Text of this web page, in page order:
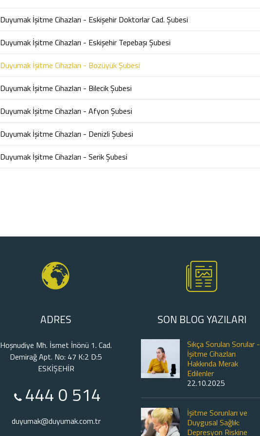
Duyumak İşitme Cihazları - Eskişehir Doktorlar Cad. Şubesi
Duyumak İşitme Cihazları - Eskişehir Tepebaşı Şubesi
Duyumak İşitme Cihazları - Bozüyük Şubesi
Duyumak İşitme Cihazları - Bilecik Şubesi
Duyumak İşitme Cihazları - Afyon Şubesi
Duyumak İşitme Cihazları - Denizli Şubesi
Duyumak İşitme Cihazları - Serik Şubesi
ADRES
Hoşnudiye Mh. İsmet İnönü 1. Cad.
Demirağ Apt. No: 47 K:2 D:5
ESKİŞEHİR
444 0 514
duyumak@duyumak.com.tr
SON BLOG YAZILARI
Sıkça Sorulan Sorular -
İşitme Cihazları
Hakkında Merak
Edilenler
22.10.2025
İşitme Sorunları ve
Duygusal Sağlık:
Depresyon Riskine